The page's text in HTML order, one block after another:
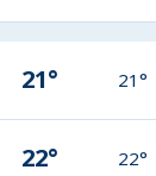
21° 21°
22° 22°